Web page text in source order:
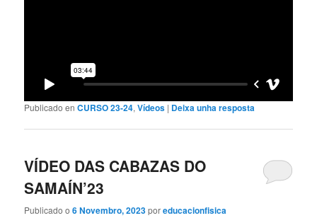
Publicado en CURSO 23-24,Vídeos | Deixa unha resposta
VÍDEO DAS CABAZAS DO
SAMAÍN’23
Publicado o6 Novembro, 2023poreducacionfisica